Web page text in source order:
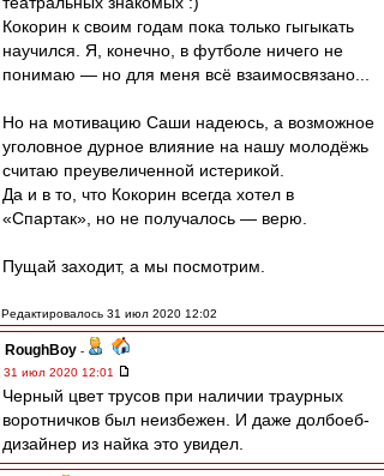
Кокорин к своим годам пока только гыгыкать
научился. Я, конечно, в футболе ничего не
понимаю — но для меня всё взаимосвязано...
Но на мотивацию Саши надеюсь, а возможное
уголовное дурное влияние на нашу молодёжь
считаю преувеличенной истерикой.
Да и в то, что Кокорин всегда хотел в
«Спартак», но не получалось — верю.
Пущай заходит, а мы посмотрим.
Редактировалось 31 июл 2020 12:02
RoughBoy -
31 июл 2020 12:01
Черный цвет трусов при наличии траурных
воротничков был неизбежен. И даже долбоеб-
дизайнер из найка это увидел.